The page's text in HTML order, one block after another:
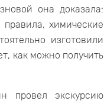
она доказала:
химические
изготовили
как можно получить
провел экскурсию